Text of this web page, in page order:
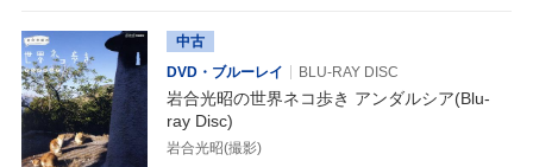
中古
DVD・ブルーレイ
BLU-RAY DISC
岩合光昭の世界ネコ歩き アンダルシア(Blu-
ray Disc)
岩合光昭(撮影)